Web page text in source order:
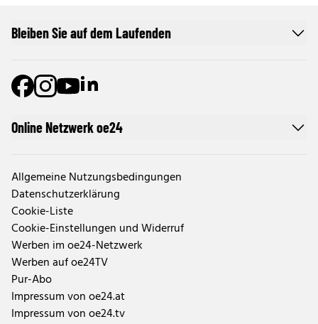
Online Netzwerk oe24
Allgemeine Nutzungsbedingungen
Datenschutzerklärung
Cookie-Liste
Cookie-Einstellungen und Widerruf
Werben im oe24-Netzwerk
Werben auf oe24TV
Pur-Abo
Impressum von oe24.at
Impressum von oe24.tv
Bleiben Sie auf dem Laufenden